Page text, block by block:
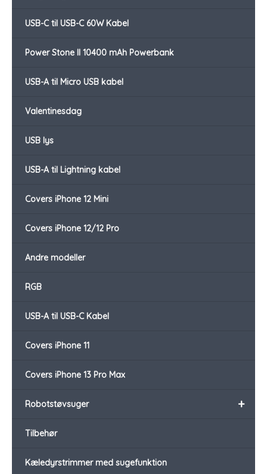
USB-C til USB-C 60W Kabel
Power Stone II 10400 mAh Powerbank
USB-A til Micro USB kabel
Valentinesdag
USB lys
USB-A til Lightning kabel
Covers iPhone 12 Mini
Covers iPhone 12/12 Pro
Andre modeller
RGB
USB-A til USB-C Kabel
Covers iPhone 11
Covers iPhone 13 Pro Max
+
Robotstøvsuger
Tilbehør
Kæledyrstrimmer med sugefunktion